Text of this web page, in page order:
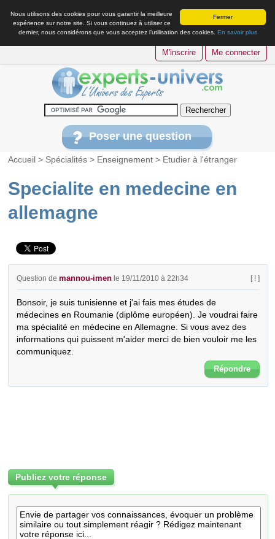
Fermer
Nous utilisons des cookies pour vous garantir la meilleure
expérience sur notre site. Si vous continuez à utiliser ce
dernier, nous considérons que vous acceptez l’utilisation des cookies. En savoir plus
M'inscrire Me connecter
Poser une question
Accueil > Spécialités > Enseignement > Etudier à l'étranger
Specialite en medecine en
allemagne
Question demannou-imen le 19/11/2010 à 22h34 [ ! ]
Bonsoir, je suis tunisienne et j'ai fais mes études de
médecines en Roumanie (diplôme européen). Je voudrai faire
ma spécialité en médecine en Allemagne. Si vous avez des
informations qui puissent m'aider merci de bien vouloir me les
communiquez.
Répondre
Publiez votre réponse